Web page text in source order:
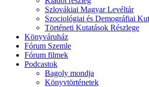
Szlovákiai Magyar Levéltár
Szociológiai és Demográfiai
Történeti Kutatások Részlege
Könyváruház
Fórum Szemle
Fórum filmek
Podcastok
Bagoly mondja
Könyvtörténetek